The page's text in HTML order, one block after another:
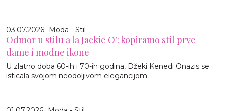
03.07.2026 Moda - Stil
Odmor u stilu a la Jackie O': kopiramo stil prve
dame i modne ikone
U zlatno doba 60-ih i 70-ih godina, Džeki Kenedi Onazis se
isticala svojom neodoljivom elegancijom.